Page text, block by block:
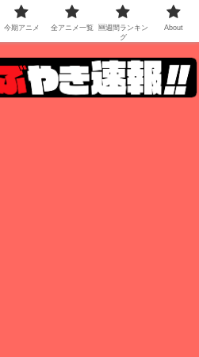
今期アニメ 全アニメ一覧
🆕週間ランキン
グ
About